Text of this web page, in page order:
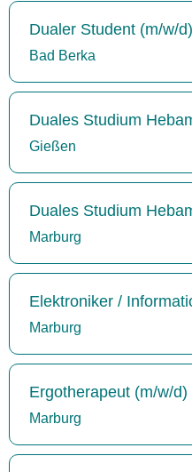
Dualer Student (m/w/
Bad Berka
Duales Studium
Gießen
Duales Studium
Marburg
Elektroniker /
Marburg
Ergotherapeut (m/w/d)
Marburg